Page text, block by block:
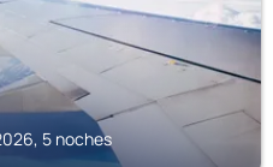
5 noches